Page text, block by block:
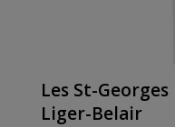
Les St-
Liger-Belair